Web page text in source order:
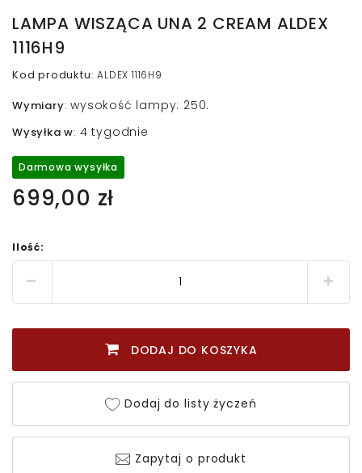
LAMPA WISZĄCA UNA 2 CREAM ALDEX
1116H9
Kod produktu:ALDEX 1116H9
Wymiary: wysokość lampy: 250.
Wysyłka w: 4 tygodnie
Darmowa wysyłka
699,00 zł
Ilość:
DODAJ DO KOSZYKA
Dodaj do listy życzeń
Zapytaj o produkt